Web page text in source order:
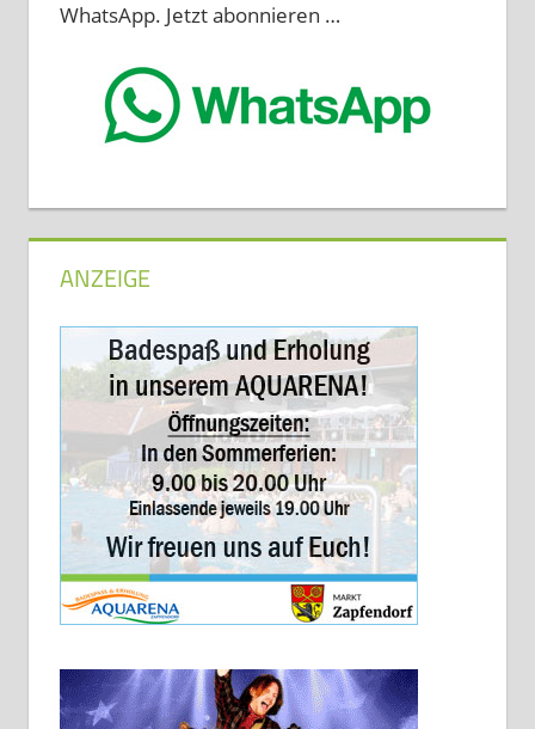
WhatsApp. Jetzt abonnieren …
ANZEIGE